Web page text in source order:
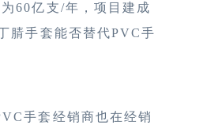
60亿支/年，项目建成
腈手套能否替代PVC手
手套经销商也在经销